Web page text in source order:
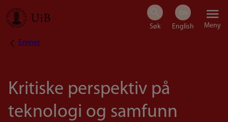
Hopp
Meny
Navigasjonssti
Emner
Kritiske perspektiv på
teknologi og samfunn